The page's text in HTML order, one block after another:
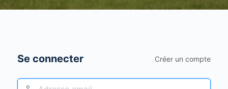
Se connecter Créer un compte